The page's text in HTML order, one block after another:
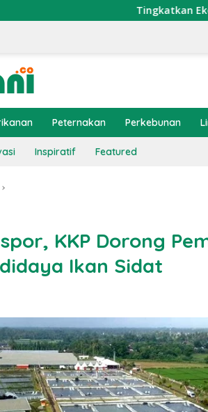
Tingkatkan Ekonomi Nelayan,
Peternakan Perkebunan
Inspiratif Featured
KKP Dorong
Ikan Sidat